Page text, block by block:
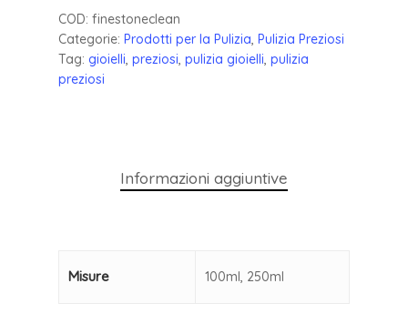
COD: finestoneclean
Categorie: Prodotti per la Pulizia, Pulizia Preziosi
Tag: gioielli, preziosi, pulizia gioielli, pulizia
preziosi
Informazioni aggiuntive
Misure 100ml, 250ml